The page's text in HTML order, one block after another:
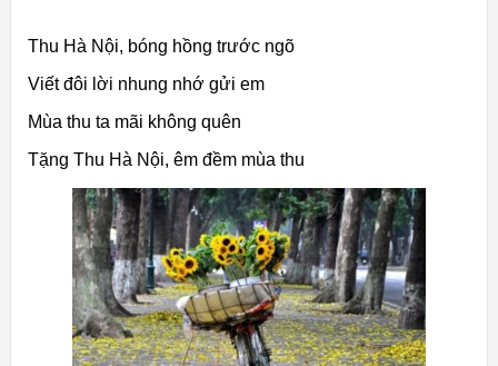
Thu Hà Nội, bóng hồng trước ngõ
Viết đôi lời nhung nhớ gửi em
Mùa thu ta mãi không quên
Tặng Thu Hà Nội, êm đềm mùa thu